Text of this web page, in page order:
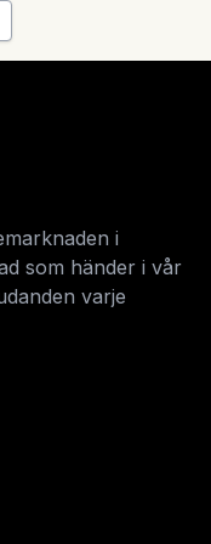
i
som händer i vår
varje